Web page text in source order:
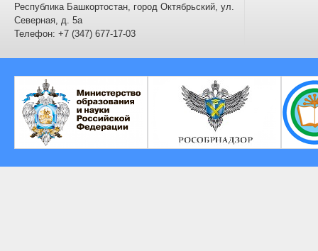
Республика Башкортостан, город Октябрьский, ул.
Северная, д. 5а
Телефон: +7 (347) 677-17-03